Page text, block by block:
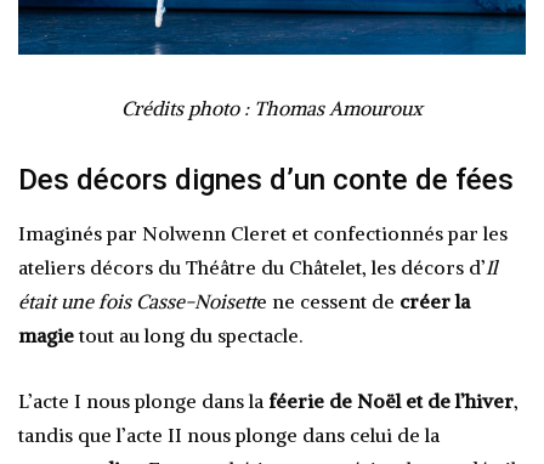
Crédits photo : Thomas Amouroux
Des décors dignes d’un conte de fées
Imaginés par Nolwenn Cleret et confectionnés par les
ateliers décors du Théâtre du Châtelet, les décors d’Il
était une fois Casse-Noisette ne cessent de créer la
magietout au long du spectacle.
L’acte I nous plonge dans la féerie de Noël et de l’hiver,
tandis que l’acte II nous plonge dans celui de la